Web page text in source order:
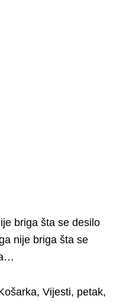
briga šta se desilo
nije briga šta se
Vijesti, petak,